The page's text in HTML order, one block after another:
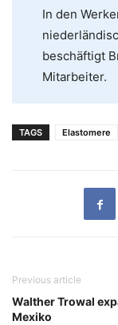
In den
beschäftigt
Mitarbeiter.
TAGS Elastomere
Previous article
Walther Trowal
Mexiko